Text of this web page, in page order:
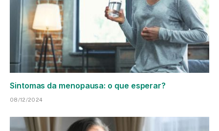
Sintomas da menopausa: o que esperar?
08/12/2024